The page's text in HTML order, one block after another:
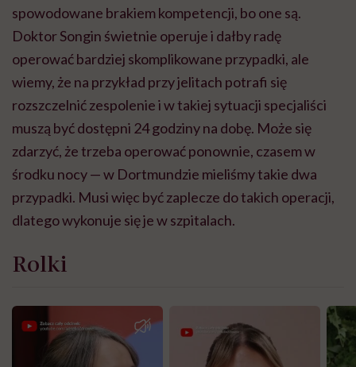
spowodowane brakiem kompetencji, bo one są.
DoktorSongin świetnie operuje i dałby radę
operować bardziej skomplikowane przypadki, ale
wiemy, że na przykład przy jelitach potrafi się
rozszczelnićzespolenie i w takiej sytuacji specjaliści
muszą być dostępni 24 godziny na dobę. Może się
zdarzyć, że trzeba operować ponownie, czasem w
środku nocy — w Dortmundzie mieliśmy takie dwa
przypadki. Musi więc być zaplecze do takich operacji,
dlatego wykonuje się je w szpitalach.
Rolki